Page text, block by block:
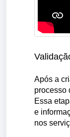
Após a
processo
Essa
e
nos